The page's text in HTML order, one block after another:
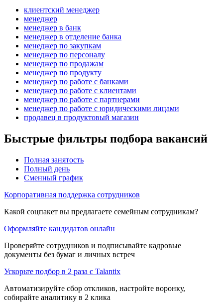
клиентский менеджер
менеджер
менеджер в банк
менеджер в отделение банка
менеджер по закупкам
менеджер по персоналу
менеджер по продажам
менеджер по продукту
менеджер по работе с банками
менеджер по работе с клиентами
менеджер по работе с партнерами
менеджер по работе с юридическими лицами
продавец в продуктовый магазин
Быстрые фильтры подбора вакансий
Полная занятость
Полный день
Сменный график
Корпоративная поддержка сотрудников
Какой соцпакет вы предлагаете семейным сотрудникам?
Оформляйте кандидатов онлайн
Проверяйте сотрудников и подписывайте кадровые
документы без бумаг и личных встреч
Ускорьте подбор в 2 раза с Talantix
Автоматизируйте сбор откликов, настройте воронку,
собирайте аналитику в 2 клика